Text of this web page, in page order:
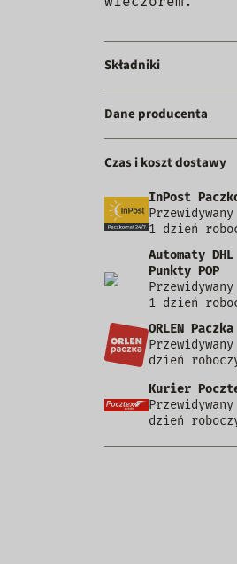
Składniki
Dane producenta
Czas i koszt dostawy
InPost
1 dzień
Automaty
Punkty POP
1 dzień
ORLEN Paczka
dzień
Kurier
dzień